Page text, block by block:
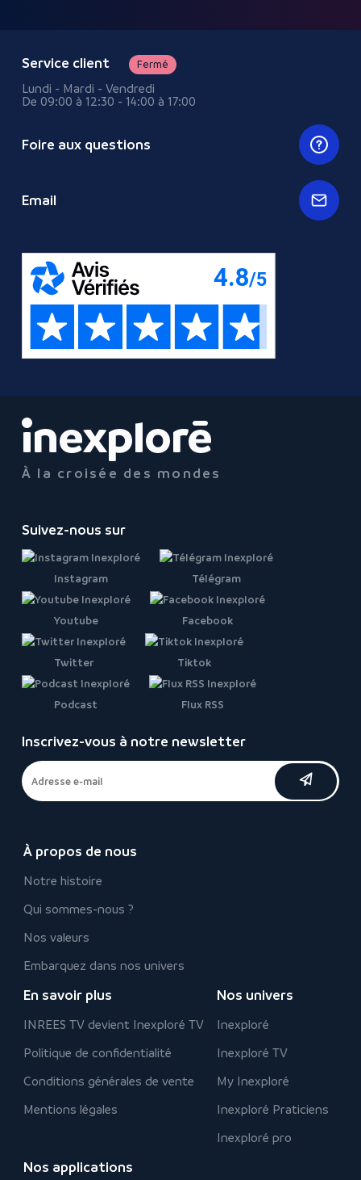
À la croisée des mondes
Suivez-nous sur
Instagram Télégram
Youtube Facebook
Twitter Tiktok
Podcast Flux RSS
Inscrivez-vous à notre newsletter
À propos de nous
Notre histoire
Qui sommes-nous ?
Nos valeurs
Embarquez dans nos univers
En savoir plus
INREES TV devient Inexploré TV
Politique de confidentialité
Conditions générales de vente
Mentions légales
Nos univers
Inexploré
Inexploré TV
My Inexploré
Inexploré Praticiens
Inexploré pro
Nos applications
Service client Fermé
Lundi - Mardi - Vendredi
De 09:00 à 12:30 - 14:00 à 17:00
Foire aux questions
Email